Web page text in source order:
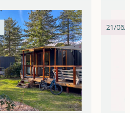
21/06/